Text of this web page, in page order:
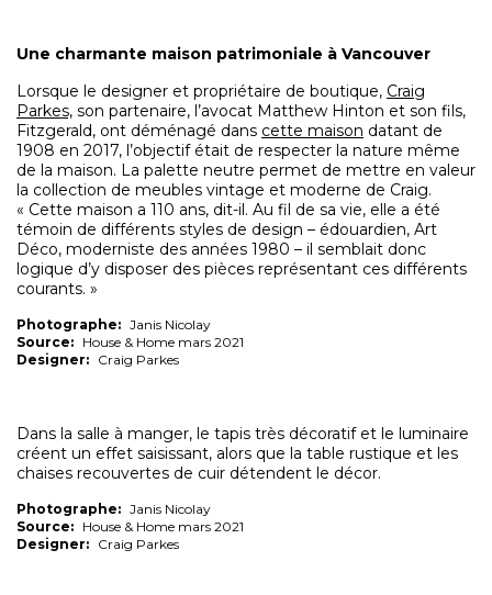
Une charmante maison patrimoniale à Vancouver
Lorsque le designer et propriétaire de boutique, Craig
Parkes, son partenaire, l’avocat Matthew Hinton et son fils,
Fitzgerald, ont déménagé dans cette maison datant de
1908 en 2017, l’objectif était de respecter la nature même
de la maison. La palette neutre permet de mettre en valeur
la collection de meubles vintage et moderne de Craig.
« Cette maison a 110 ans, dit-il. Au fil de sa vie, elle a été
témoin de différents styles de design – édouardien, Art
Déco, moderniste des années 1980 – il semblait donc
logique d’y disposer des pièces représentant ces différents
courants. »
Photographe: Janis Nicolay
Source: House & Home mars 2021
Designer: Craig Parkes
Dans la salle à manger, le tapis très décoratif et le luminaire
créent un effet saisissant, alors que la table rustique et les
chaises recouvertes de cuir détendent le décor.
Photographe: Janis Nicolay
Source: House & Home mars 2021
Designer: Craig Parkes